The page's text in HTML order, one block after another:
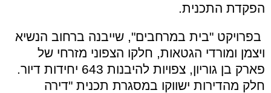
הפקדת התכנית.
בפרויקט "בית במרחבים", שייבנה ברחוב הנשיא
ויצמן ומורדי הגטאות, חלקו הצפוני מזרחי של
פארק בן גוריון, צפויות להיבנות 643 יחידות דיור.
חלק מהדירות ישווקו במסגרת תכנית "דירה